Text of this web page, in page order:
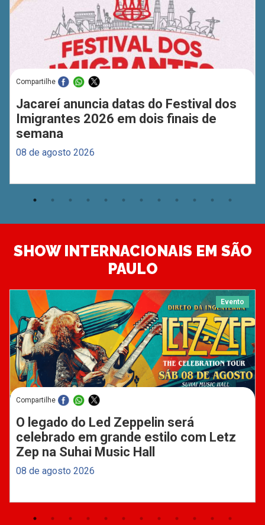
Compartilhe
Jacareí anuncia datas do Festival dos
Imigrantes 2026 em dois finais de
semana
08 de agosto 2026
SHOW INTERNACIONAIS EM SÃO
PAULO
Evento
Compartilhe
O legado do Led Zeppelin será
celebrado em grande estilo com Letz
Zep na Suhai Music Hall
08 de agosto 2026